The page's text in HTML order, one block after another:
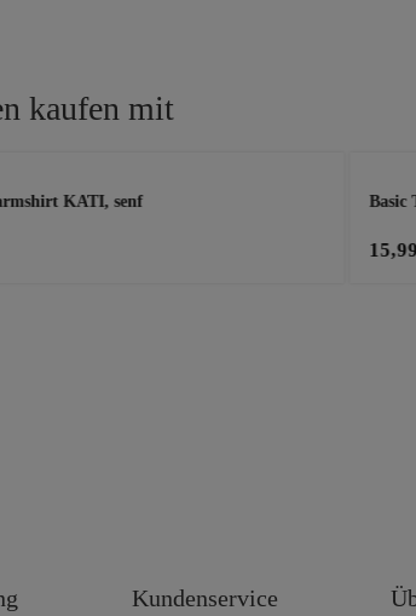
kaufen mit
KATI, senf Basic
Kundenservice